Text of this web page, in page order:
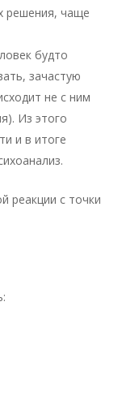
решения, чаще
будто
зачастую
не с ним
Из этого
и в итоге
реакции с точки